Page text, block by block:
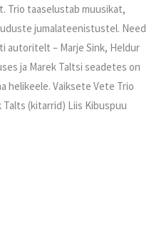
Trio taaselustab muusikat,
jumalateenistustel. Need
autoritelt – Marje Sink, Heldur
ja Marek Taltsi seadetes on
helikeele. Vaiksete Vete Trio
Talts (kitarrid) Liis Kibuspuu